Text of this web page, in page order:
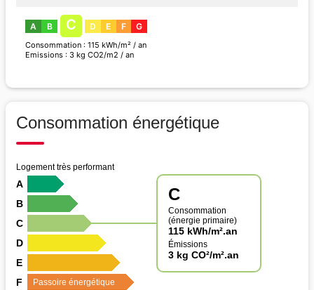
A B C D E F G
Consommation : 115 kWh/m² / an
Emissions : 3 kg CO2/m2 / an
Consommation énergétique
Logement très performant
C
Consommation
(énergie primaire)
115 kWh/m².an
Émissions
3 kg CO²/m².an
A
B
C
D
E
F
Passoire énergétique